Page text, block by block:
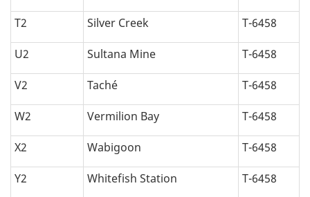
T2 Silver Creek T-6458
U2 Sultana Mine T-6458
V2 Taché T-6458
W2 Vermilion Bay T-6458
X2 Wabigoon T-6458
Y2 Whitefish Station T-6458